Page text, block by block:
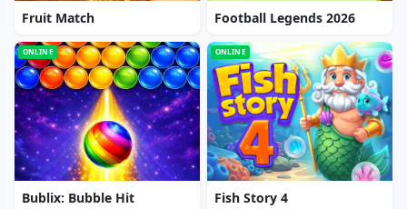
Fruit Match Football Legends 2026
ONLINE
Bublix: Bubble Hit
ONLINE
Fish Story 4